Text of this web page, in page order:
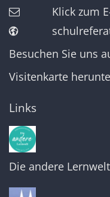
Klick zum
Besuchen Sie uns
Visitenkarte
Links
Die andere Lernwelt